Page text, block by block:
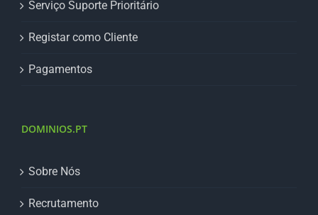
Serviço Suporte Prioritário
Registar como Cliente
Pagamentos
DOMINIOS.PT
Sobre Nós
Recrutamento